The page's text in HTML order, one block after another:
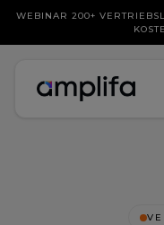
WEBINAR 200+